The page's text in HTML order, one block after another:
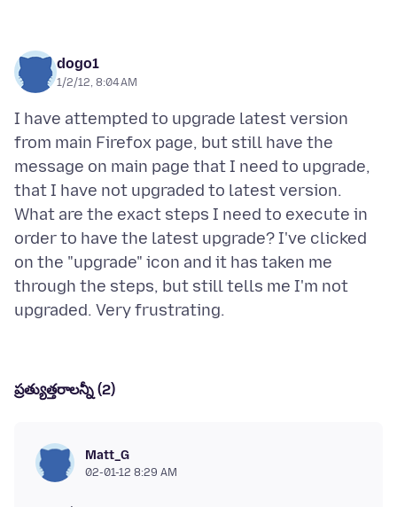
dogo1
1/2/12, 8:04 AM
I have attempted to upgrade latest version
from main Firefox page, but still have the
message on main page that I need to upgrade,
that I have not upgraded to latest version.
What are the exact steps I need to execute in
order to have the latest upgrade? I've clicked
on the "upgrade" icon and it has taken me
through the steps, but still tells me I'm not
ప్రత్యుత్తరాలన్నీ (2)
Matt_G
02-01-12 8:29 AM